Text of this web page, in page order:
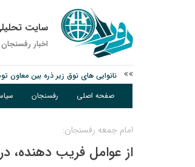
سایت
اخبار
نانوایی های نوق زیر ذره بین معاون
وزارت اطلاعات: ۲۱ مزدور موساد و ۴ شرور مسلح در کرمان بازداشت شدند
توقیف خودروی حامل چوب جنگلی تاغ
صفحه اصلی رفسنجان
امام جمعه رفسنجان:
از عوامل فریب دهنده،